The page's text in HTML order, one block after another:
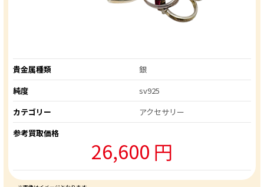
貴金属種類
銀
純度
sv925
カテゴリー
アクセサリー
参考買取価格
26,600 円